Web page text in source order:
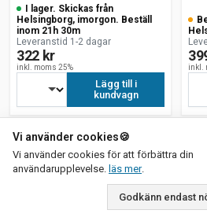
I lager. Skickas från
Helsingborg, imorgon. Beställ
inom 21h 30m
Leveranstid 1-2 dagar
322 kr
inkl. moms 25%
Lägg till i
kundvagn
inkl.
Vi använder cookies🍪
Vi använder cookies för att förbättra din
användarupplevelse. läs merom vår
.
Godkänn endast